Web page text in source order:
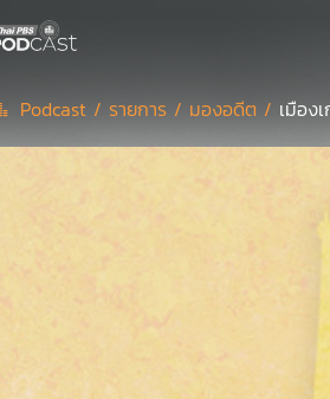
Podcast / รายการ / มองอดีต / เมือง